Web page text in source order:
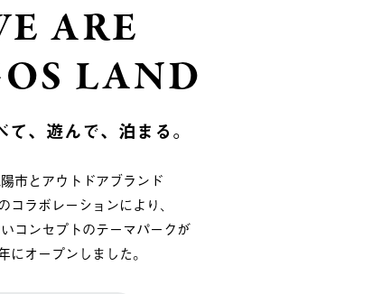
ARE
LAND
て、遊んで、泊まる。
市とアウトドアブランド
コラボレーションにより、
コンセプトのテーマパークが
にオープンしました。